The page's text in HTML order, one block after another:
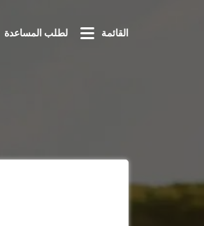
لطلب المساعدة القائمة